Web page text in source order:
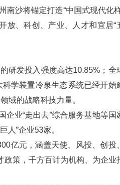
南沙将锚定打造“中国式现代化
放、科创、产业、人才和宜居“
研发投入强度高达10.85%；全
学装置冷泉生态系统已经开始
域的战略科技力量。
业“走出去”综合服务基地等国
人”企业53家。
亿元，涵盖天使、风投、创投
策，千方百计为机构、为企业